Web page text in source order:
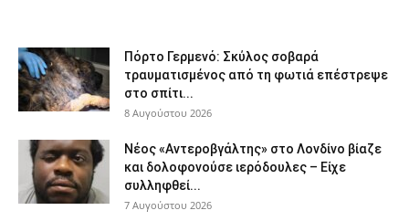
Πόρτο Γερμενό: Σκύλος σοβαρά
τραυματισμένος από τη φωτιά επέστρεψε
στο σπίτι...
8 Αυγούστου 2026
Νέος «Αντεροβγάλτης» στο Λονδίνο βίαζε
και δολοφονούσε ιερόδουλες – Είχε
συλληφθεί...
7 Αυγούστου 2026